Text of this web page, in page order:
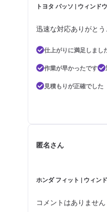
トヨタ パッソ | ウィンド
迅速な対応ありがとう
仕上がりに満足しまし
作業が早かったです
見積もりが正確でした
匿名さん
ホンダ フィット | ウィン
コメントはありません